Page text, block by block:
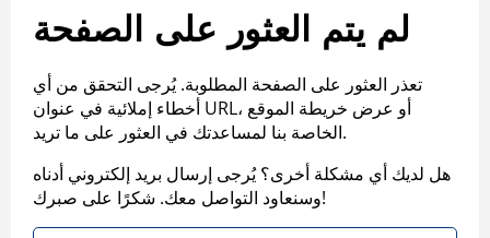
لم يتم العثور على الصفحة
تعذر العثور على الصفحة المطلوبة. يُرجى التحقق من أي
أخطاء إملائية في عنوان URL، أو عرض خريطة الموقع
الخاصة بنا لمساعدتك في العثور على ما تريد.
هل لديك أي مشكلة أخرى؟ يُرجى إرسال بريد إلكتروني أدناه
وسنعاود التواصل معك. شكرًا على صبرك!